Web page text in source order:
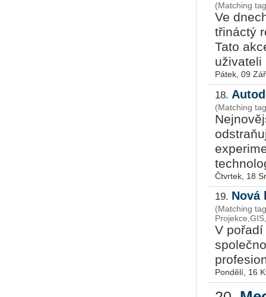
(Matching
Ve
třináctý
Tato
uživateli
Pátek, 09
18.
(Matching
Čtvrtek, 18
19. Nová
(Matching
V
Pondělí, 16